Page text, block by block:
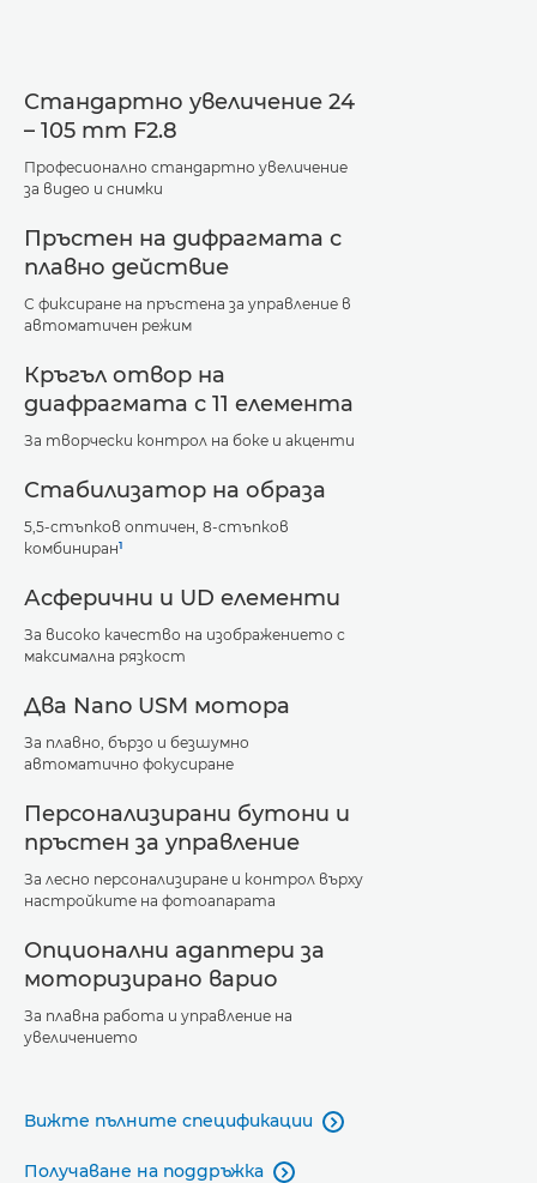
Стандартно увеличение 24
– 105 mm F2.8
Професионално стандартно увеличение
за видео и снимки
Пръстен на дифрагмата с
плавно действие
С фиксиране на пръстена за управление в
автоматичен режим
Кръгъл отвор на
диафрагмата с 11 елемента
За творчески контрол на боке и акценти
Стабилизатор на образа
5,5-стъпков оптичен, 8-стъпков
комбиниран1
Асферични и UD елементи
За високо качество на изображението с
максимална рязкост
Два Nano USM мотора
За плавно, бързо и безшумно
автоматично фокусиране
Персонализирани бутони и
пръстен за управление
За лесно персонализиране и контрол върху
настройките на фотоапарата
Опционални адаптери за
моторизирано варио
За плавна работа и управление на
увеличението
Вижте пълните спецификации 
Получаване на поддръжка 